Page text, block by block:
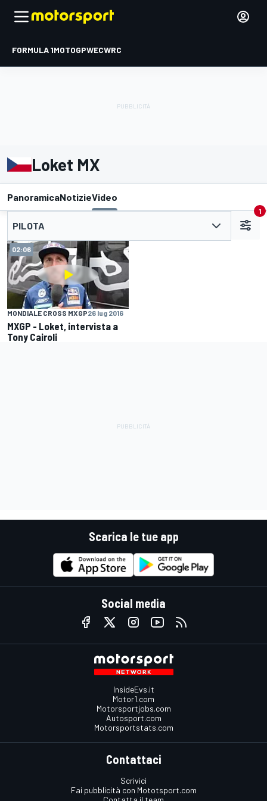
FORMULA 1MOTOGPWECWRC
Loket MX
PanoramicaNotizieVideo
PILOTA
1
02:06
MONDIALE CROSS MXGP26 lug 2016
MXGP - Loket, intervista a
Tony Cairoli
Scarica le tue app
Social media
InsideEvs.it
Motor1.com
Motorsportjobs.com
Autosport.com
Motorsportstats.com
Contattaci
Scrivici
Fai pubblicità con Mototsport.com